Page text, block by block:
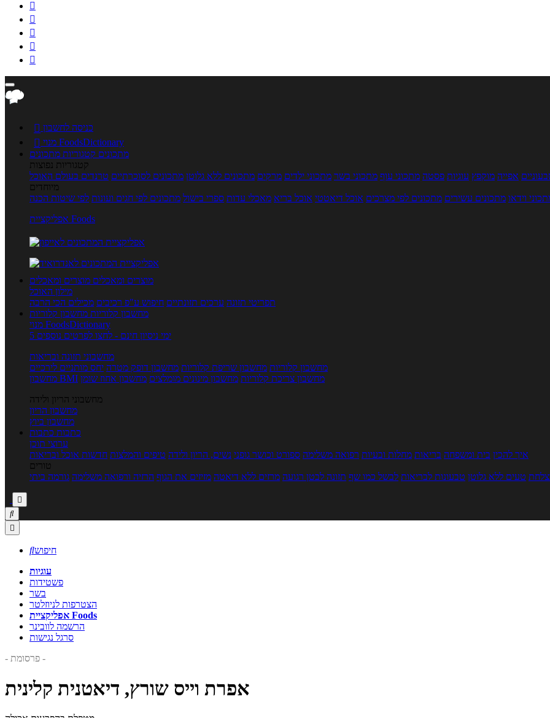





 כניסה לחשבון

מנוי FoodsDictionary
מתכונים קטגוריות מתכונים
קטגוריות נפוצות
אפייה מוקפץ עוגיות פסטה מתכוני עוף מתכוני בשר מתכוני ילדים מרקים מתכונים ללא גלוטן מתכונים לסוכרתיים טרנדים בעולם האוכל
מיוחדים
וידאו מתכונים עשירים מתכונים לפי מצרכים אוכל דיאטטי אוכל בריא מאכלי עדות ספרי בישול מתכונים לפי חגים ועונות לפי שיטות הכנה
אפליקציית Foods
מוצרים ומאכלים מוצרים ומאכלים
מילון האוכל
תפריטי תזונה ערכים תזונתיים חיפוש ע"פ רכיבים מכילים הכי הרבה
מחשבון קלוריות מחשבון קלוריות
מנוי FoodsDictionary
5 ימי ניסיון חינם - לחצו לפרטים נוספים
מחשבוני תזונה ובריאות
מחשבון קלוריות מחשבון שריפת קלוריות מחשבון דופק מטרה יחס מותניים לירכיים
מחשבון BMI
מחשבון צריכת קלוריות מחשבון מינונים מומלצים מחשבון אחוז שומן
מחשבוני הריון ולידה
מחשבון הריון
מחשבון ביוץ
כתבות כתבות
ערוצי תוכן
איך להכין בית ומשפחה בריאות מחלות ובעיות רפואה משלימה ספורט וכושר גופני נשים, הריון ולידה טיפים והמלצות חדשות אוכל ובריאות
טורים
טעים ללא גלוטן טבעונות לבריאות לבשל כמו שף תזונה לבטן רגועה מרזים ללא דיאטה מזיזים את הגוף הרזיה ורפואה משלימה גורמה ביתי



חיפוש
עוגיות
פשטידות
בשר
הצטרפות לניוזלטר
אפליקציית Foods
הרשמה לוובינר
סרגל נגישות
- פרסומת -
אפרת וייס שורץ, דיאטנית קלינית